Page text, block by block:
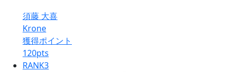
須藤 大喜
Krone
獲得ポイント
120pts
RANK3